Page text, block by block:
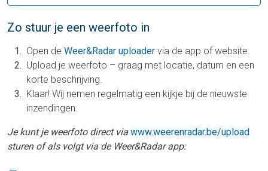
Zo stuur je een weerfoto in
Open de Weer&Radar uploader via de app of website.
Upload je weerfoto – graag met locatie, datum en een
korte beschrijving.
Klaar! Wij nemen regelmatig een kijkje bij de nieuwste
inzendingen.
Je kunt je weerfoto direct via www.weerenradar.be/upload
sturen of als volgt via de Weer&Radar app: